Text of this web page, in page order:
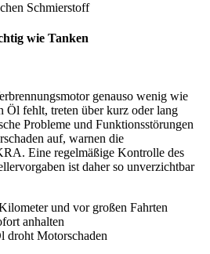
Schmierstoff
wie Tanken
genauso wenig wie
Öl fehlt, treten über kurz oder lang
Probleme und Funktionsstörungen
auf, warnen die
Eine regelmäßige Kontrolle des
ist daher so unverzichtbar
und vor großen Fahrten
anhalten
droht Motorschaden